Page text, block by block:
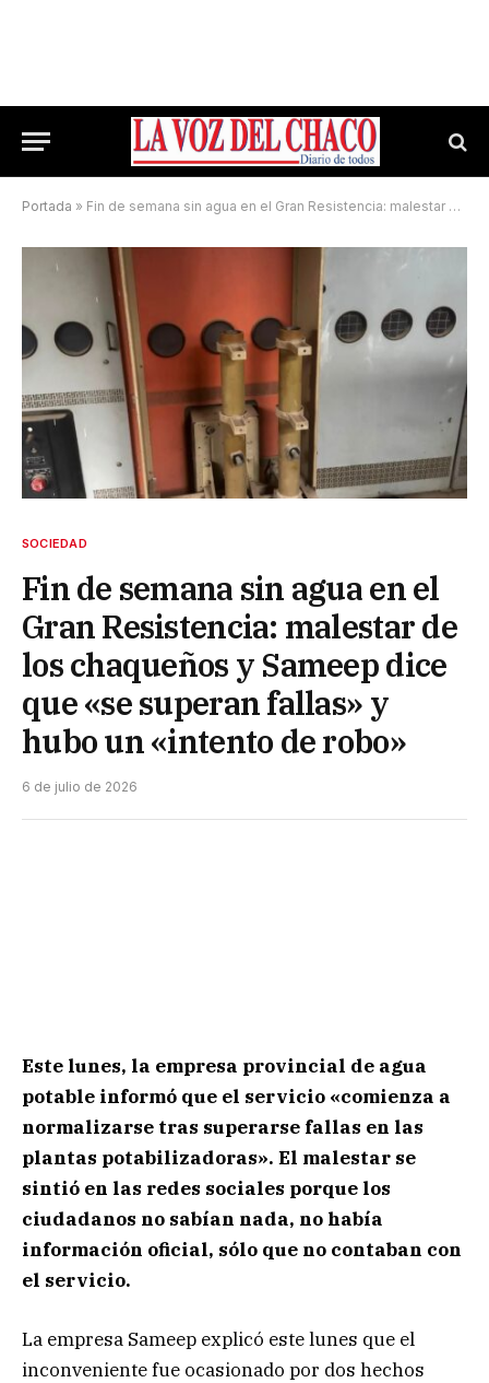
Portada » Fin de semana sin agua en el Gran Resistencia: malestar de los chaqueños y Sameep dice que «se superan fallas» y hubo un «intento de robo»
SOCIEDAD
Fin de semana sin agua en el
Gran Resistencia: malestar de
los chaqueños y Sameep dice
que «se superan fallas» y
hubo un «intento de robo»
6 de julio de 2026
Este lunes, la empresa provincial de agua
potable informó que el servicio «comienza a
normalizarse tras superarse fallas en las
plantas potabilizadoras». El malestar se
sintió en las redes sociales porque los
ciudadanos no sabían nada, no había
información oficial, sólo que no contaban con
el servicio.
La empresa Sameep explicó este lunes que el
inconveniente fue ocasionado por dos hechos